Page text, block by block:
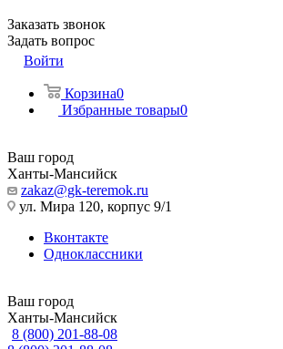
Заказать звонок
Задать вопрос
Войти
Корзина0
Избранные товары0
Ваш город
Ханты-Мансийск
zakaz@gk-teremok.ru
ул. Мира 120, корпус 9/1
Вконтакте
Одноклассники
Ваш город
Ханты-Мансийск
8 (800) 201-88-08